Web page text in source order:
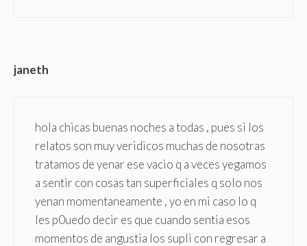
janeth
hola chicas buenas noches a todas , pues si los
relatos son muy veridicos muchas de nosotras
tratamos de yenar ese vacio q a veces yegamos
a sentir con cosas tan superficiales q solo nos
yenan momentaneamente , yo en mi caso lo q
les p0uedo decir es que cuando sentia esos
momentos de angustia los supli con regresar a